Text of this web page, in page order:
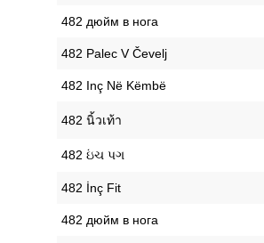
‎482 дюйм в нога
‎482 Palec V Čevelj
‎482 Inç Në Këmbë
‎482 นิ้วเท้า
‎482 ઇંચ પગ
‎482 İnç Fit
‎482 дюйм в нога